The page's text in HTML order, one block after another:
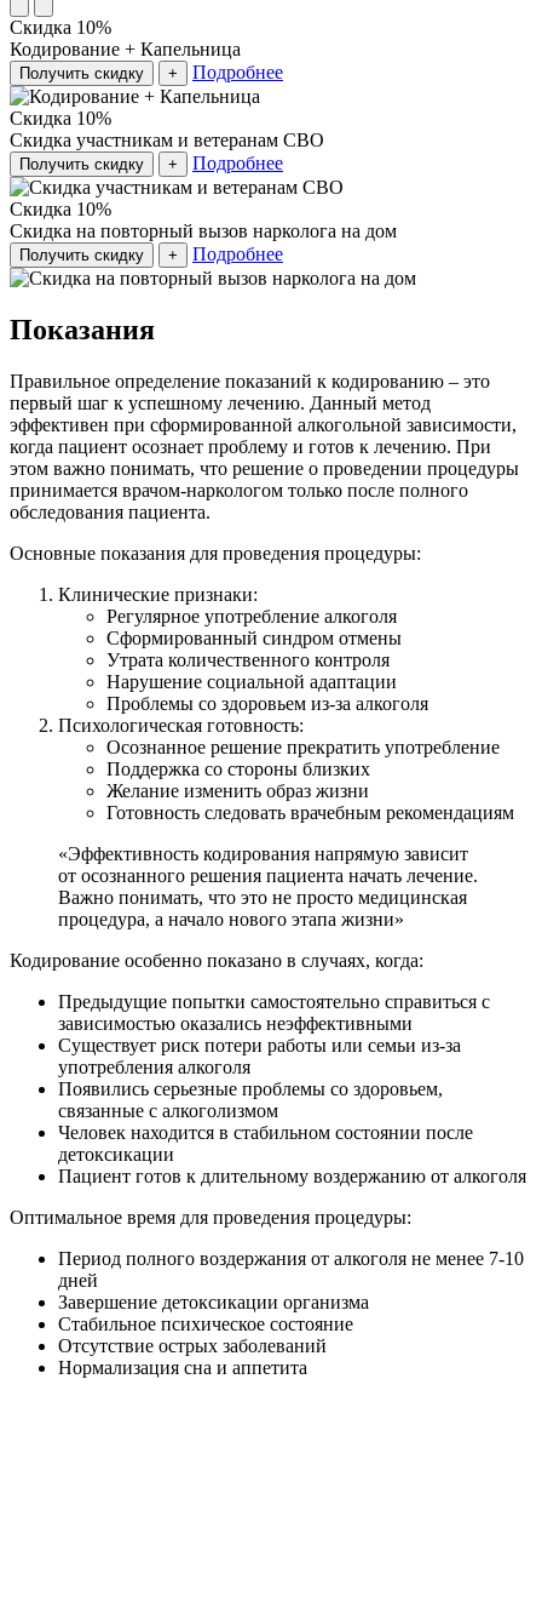
Скидка 10%
Кодирование + Капельница
Получить скидку + Подробнее
Скидка 10%
Скидка участникам и ветеранам СВО
Получить скидку + Подробнее
Скидка 10%
Скидка на повторный вызов нарколога на дом
Получить скидку + Подробнее
Показания
Правильное определение показаний к кодированию – это
первый шаг к успешному лечению. Данный метод
эффективен при сформированной алкогольной зависимости,
когда пациент осознает проблему и готов к лечению. При
этом важно понимать, что решение о проведении процедуры
принимается врачом-наркологом только после полного
обследования пациента.
Основные показания для проведения процедуры:
Клинические признаки:
Регулярное употребление алкоголя
Сформированный синдром отмены
Утрата количественного контроля
Нарушение социальной адаптации
Проблемы со здоровьем из-за алкоголя
Психологическая готовность:
Осознанное решение прекратить употребление
Поддержка со стороны близких
Желание изменить образ жизни
Готовность следовать врачебным рекомендациям
«Эффективность кодирования напрямую зависит
от осознанного решения пациента начать лечение.
Важно понимать, что это не просто медицинская
процедура, а начало нового этапа жизни»
Кодирование особенно показано в случаях, когда:
Предыдущие попытки самостоятельно справиться с
зависимостью оказались неэффективными
Существует риск потери работы или семьи из-за
употребления алкоголя
Появились серьезные проблемы со здоровьем,
связанные с алкоголизмом
Человек находится в стабильном состоянии после
детоксикации
Пациент готов к длительному воздержанию от алкоголя
Оптимальное время для проведения процедуры:
Период полного воздержания от алкоголя не менее 7-10
дней
Завершение детоксикации организма
Стабильное психическое состояние
Отсутствие острых заболеваний
Нормализация сна и аппетита